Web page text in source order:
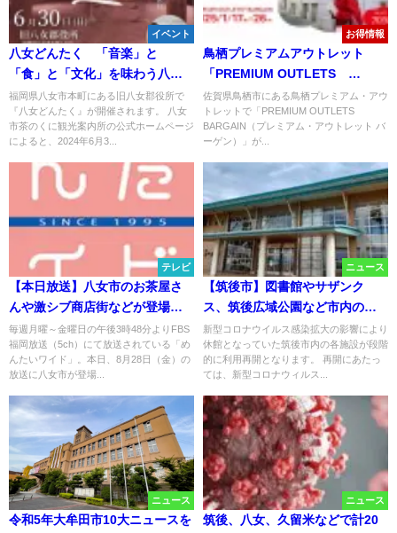
イベント
八女どんたく 「音楽」と
「食」と「文化」を味わう八女
の休日。
福岡県八女市本町にある旧八女郡役所で
『八女どんたく』が開催されます。 八女
市茶のくに観光案内所の公式ホームページ
によると、2024年6月3...
お得情報
鳥栖プレミアムアウトレット
「PREMIUM OUTLETS®
BARGAIN」 最大70％OFFの冬
物バーゲン開催！
佐賀県鳥栖市にある鳥栖プレミアム・アウ
トレットで「PREMIUM OUTLETS®
BARGAIN（プレミアム・アウトレット バ
ーゲン）」が...
テレビ
【本日放送】八女市のお茶屋さ
んや激シブ商店街などが登場！
「めんたいワイド」
毎週月曜～金曜日の午後3時48分よりFBS
福岡放送（5ch）にて放送されている「め
んたいワイド」。本日、8月28日（金）の
放送に八女市が登場...
ニュース
【筑後市】図書館やサザンク
ス、筑後広域公園など市内の各
施設が再開へ
新型コロナウイルス感染拡大の影響により
休館となっていた筑後市内の各施設が段階
的に利用再開となります。 再開にあたっ
ては、新型コロナウィルス...
ニュース
令和5年大牟田市10大ニュースを
ニュース
筑後、八女、久留米などで計20